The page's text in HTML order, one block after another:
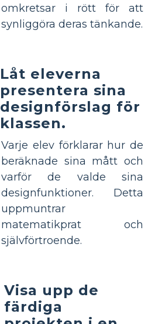
omkretsar i rött för att
synliggöra deras tänkande.
Låt eleverna
presentera sina
designförslag för
klassen.
Varje elev förklarar hur de
beräknade sina mått och
varför de valde sina
designfunktioner. Detta
uppmuntrar
matematikprat och
självförtroende.
Visa upp de
färdiga